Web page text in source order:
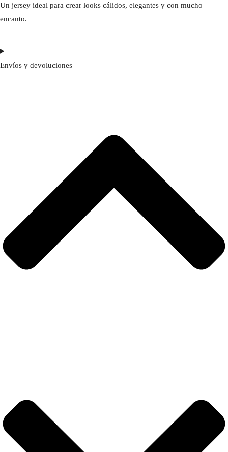
Un jersey ideal para crear looks cálidos, elegantes y con mucho
encanto.
Envíos y devoluciones